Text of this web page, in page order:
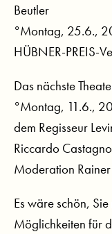
Beutler
°Montag, 25.6.,
HÜBNER-PREIS-
Das nächste
°Montag, 11.6.,
dem Regisseur
Riccardo
Moderation
Es wäre schön,
Möglichkeiten für